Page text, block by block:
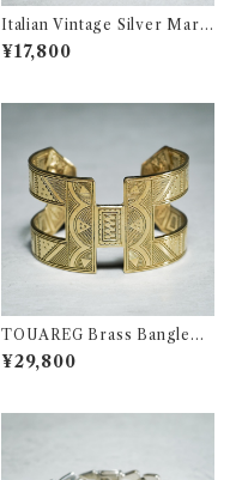
Italian Vintage Silver Marin
a Chain Bracelet イタリア
ヴィンテージ シルバー マリー
¥17,800
TOUAREG Brass Bangleト
ゥアレグ ブラス バングル 真鍮
154
¥29,800